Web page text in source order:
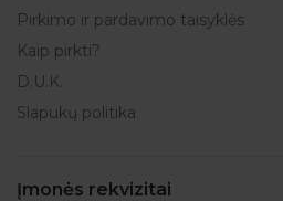
Pirkimo ir pardavimo taisyklės
Kaip pirkti?
D.U.K.
Slapukų politika
Įmonės rekvizitai